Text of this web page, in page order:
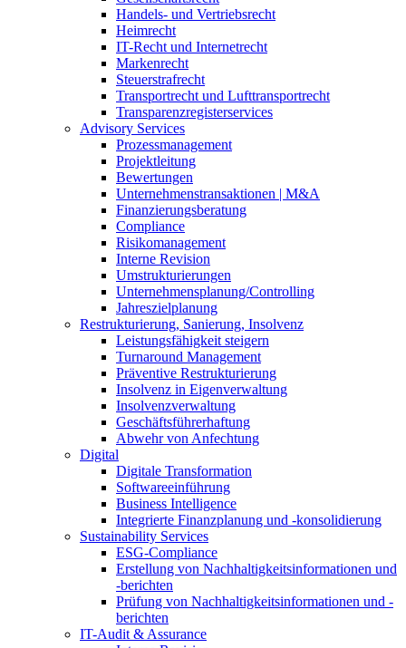
Handels- und Vertriebsrecht
Heimrecht
IT-Recht und Internetrecht
Markenrecht
Steuerstrafrecht
Transportrecht und Lufttransportrecht
Transparenzregisterservices
Advisory Services
Prozessmanagement
Projektleitung
Bewertungen
Unternehmenstransaktionen | M&A
Finanzierungsberatung
Compliance
Risikomanagement
Interne Revision
Umstrukturierungen
Unternehmensplanung/Controlling
Jahreszielplanung
Restrukturierung, Sanierung, Insolvenz
Leistungsfähigkeit steigern
Turnaround Management
Präventive Restrukturierung
Insolvenz in Eigenverwaltung
Insolvenzverwaltung
Geschäftsführerhaftung
Abwehr von Anfechtung
Digital
Digitale Transformation
Softwareeinführung
Business Intelligence
Integrierte Finanzplanung und -konsolidierung
Sustainability Services
ESG-Compliance
Erstellung von Nachhaltigkeitsinformationen und
-berichten
Prüfung von Nachhaltigkeitsinformationen und -
berichten
IT-Audit & Assurance